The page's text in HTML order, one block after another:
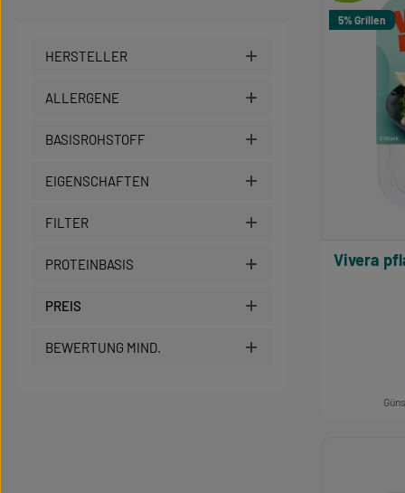
HERSTELLER
ALLERGENE
BASISROHSTOFF
EIGENSCHAFTEN
FILTER
PROTEINBASIS
PREIS
BEWERTUNG MIND.
5% Grillen
Vivera pflanzliche Filets Lachs-Art,